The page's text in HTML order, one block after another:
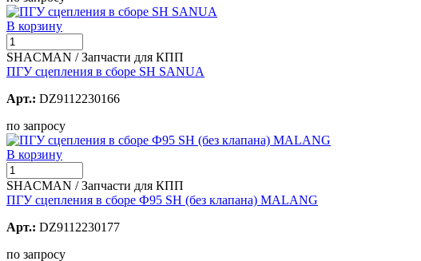
В корзину
SHACMAN / Запчасти для КПП
ПГУ сцепления в сборе SH SANUA
Арт.: DZ9112230166
по запросу
В корзину
SHACMAN / Запчасти для КПП
ПГУ сцепления в сборе Ф95 SH (без клапана) MALANG
Арт.: DZ9112230177
по запросу